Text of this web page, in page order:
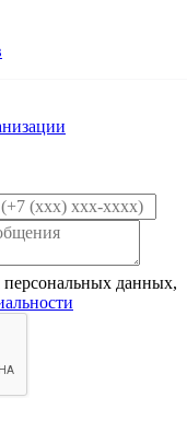
персональных данных,